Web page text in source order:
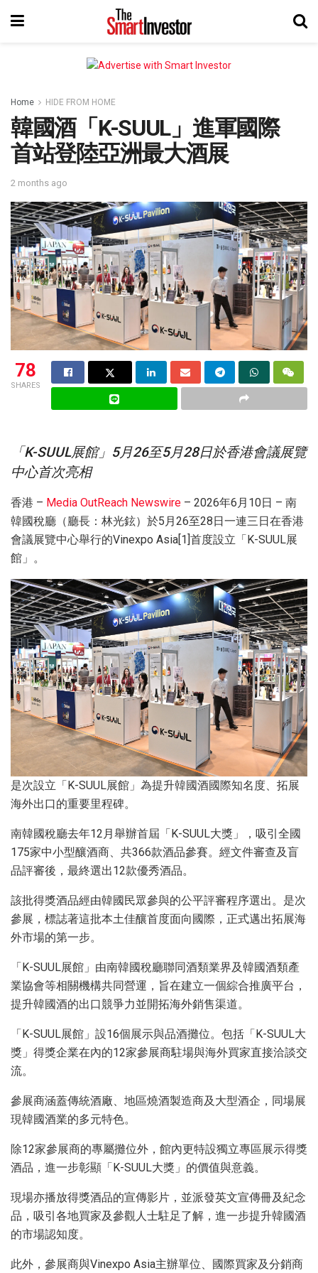
Home HIDE FROM HOME
韓國酒「K-SUUL」進軍國際
首站登陸亞洲最大酒展
2 months ago
78
SHARES
「K-SUUL展館」5月26至5月28日於香港會議展覽
中心首次亮相
香港 – Media OutReach Newswire – 2026年6月10日 – 南
韓國稅廳（廳長：林光鉉）於5月26至28日一連三日在香港
會議展覽中心舉行的Vinexpo Asia[1]首度設立「K-SUUL展
館」。
是次設立「K-SUUL展館」為提升韓國酒國際知名度、拓展
海外出口的重要里程碑。
南韓國稅廳去年12月舉辦首屆「K-SUUL大獎」，吸引全國
175家中小型釀酒商、共366款酒品參賽。經文件審查及盲
品評審後，最終選出12款優秀酒品。
該批得獎酒品經由韓國民眾參與的公平評審程序選出。是次
參展，標誌著這批本土佳釀首度面向國際，正式邁出拓展海
外市場的第一步。
「K-SUUL展館」由南韓國稅廳聯同酒類業界及韓國酒類產
業協會等相關機構共同營運，旨在建立一個綜合推廣平台，
提升韓國酒的出口競爭力並開拓海外銷售渠道。
「K-SUUL展館」設16個展示與品酒攤位。包括「K-SUUL大
獎」得獎企業在內的12家參展商駐場與海外買家直接洽談交
流。
參展商涵蓋傳統酒廠、地區燒酒製造商及大型酒企，同場展
現韓國酒業的多元特色。
除12家參展商的專屬攤位外，館內更特設獨立專區展示得獎
酒品，進一步彰顯「K-SUUL大獎」的價值與意義。
現場亦播放得獎酒品的宣傳影片，並派發英文宣傳冊及紀念
品，吸引各地買家及參觀人士駐足了解，進一步提升韓國酒
的市場認知度。
此外，參展商與Vinexpo Asia主辦單位、國際買家及分銷商